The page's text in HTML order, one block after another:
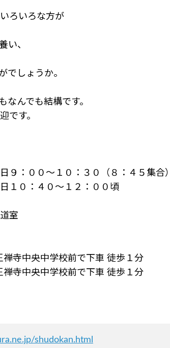
ろいろな方が
い、
でしょうか。
なんでも結構です。
です。
：００～１０：３０（８：４５集合）
０：４０～１２：００頃
室
寺中央中学校前で下車 徒歩１分
寺中央中学校前で下車 徒歩１分
shudokan.html